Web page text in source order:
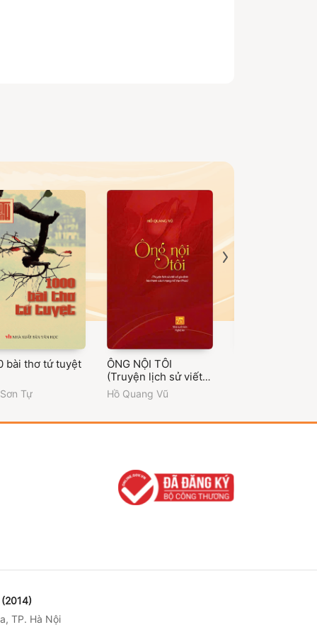
bài thơ tứ tuyệt
Tự
ÔNG NỘI TÔI
(Truyện lịch sử viết
về gia đình lão thành
cách mạng Hồ Vạn
Hồ Quang Vũ
(2014)
TP. Hà Nội